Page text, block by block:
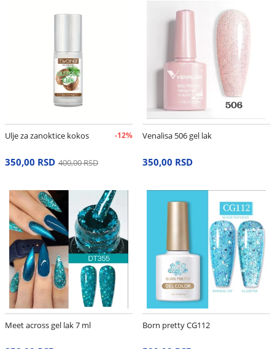
Ulje za zanoktice kokos -12%
350,00 RSD 400,00 RSD
Venalisa 506 gel lak
350,00 RSD
Meet across gel lak 7 ml Born pretty CG112